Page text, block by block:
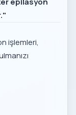
işlemleri,